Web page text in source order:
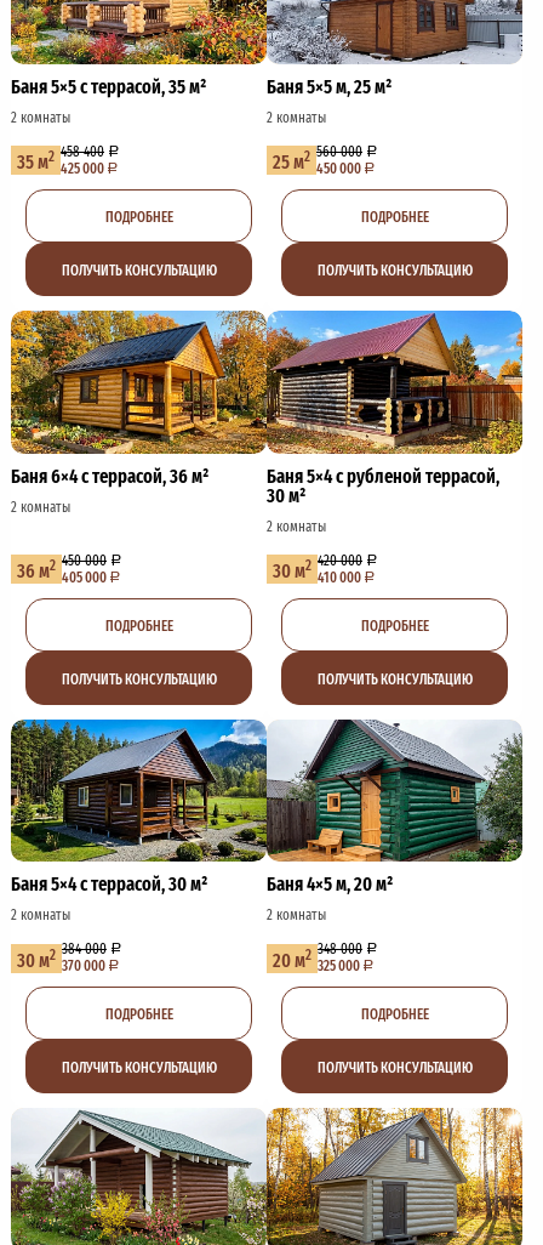
Баня 5×5 с террасой, 35 м²
2 комнаты
35 м2 458 400
425 000
ПОДРОБНЕЕ
ПОЛУЧИТЬ КОНСУЛЬТАЦИЮ
Баня 5×5 м, 25 м²
2 комнаты
25 м2 560 000
450 000
ПОДРОБНЕЕ
ПОЛУЧИТЬ КОНСУЛЬТАЦИЮ
Баня 6×4 с террасой, 36 м²
2 комнаты
36 м2 450 000
405 000
ПОДРОБНЕЕ
ПОЛУЧИТЬ КОНСУЛЬТАЦИЮ
Баня 5×4 с рубленой террасой,
30 м²
2 комнаты
30 м2 420 000
410 000
ПОДРОБНЕЕ
ПОЛУЧИТЬ КОНСУЛЬТАЦИЮ
Баня 5×4 с террасой, 30 м²
2 комнаты
30 м2 384 000
370 000
ПОДРОБНЕЕ
ПОЛУЧИТЬ КОНСУЛЬТАЦИЮ
Баня 4×5 м, 20 м²
2 комнаты
20 м2 348 000
325 000
ПОДРОБНЕЕ
ПОЛУЧИТЬ КОНСУЛЬТАЦИЮ